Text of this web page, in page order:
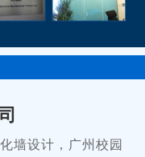
墙设计，广州校园